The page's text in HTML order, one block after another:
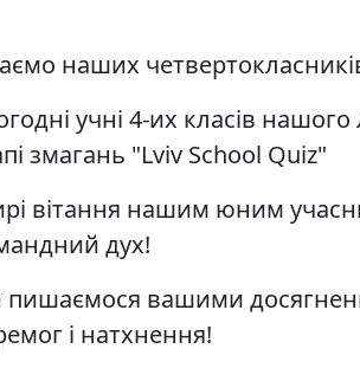
наших
учні 4-их класів
змагань "Lviv School Quiz"
вітання нашим юним
дух!
вашими
і натхнення!